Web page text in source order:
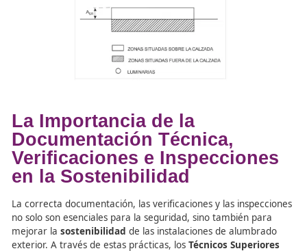
ser capaces de realizar inspecciones visuales y técnicas
detectar fallos en las luminarias, el cableado y los
control. Además, deben saber cómo elaborar informes
detallados sobre el estado de las instalaciones y
oportunidades de mejora.
Frase de aprendizaje:
«ElTécnico Superiordebe conocer cómo realizar
detalladas para garantizar el funcionamiento adecuado